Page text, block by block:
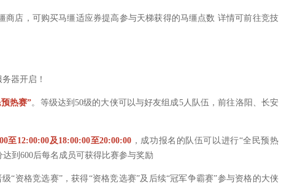
店，可购买马缰适应券提高参与天梯获得的马缰点数 详情可前往竞技
器开启！
热赛”。等级达到50级的大侠可以与好友组成5人队伍，前往洛阳、长安
至12:00:00及18:00:00至20:00:00 ，成功报名的队伍可以进行“全民预热
到600后每名成员可获得比赛参与奖励
资格竞选赛”，获得“资格竞选赛”及后续“冠军争霸赛”参与资格的大侠